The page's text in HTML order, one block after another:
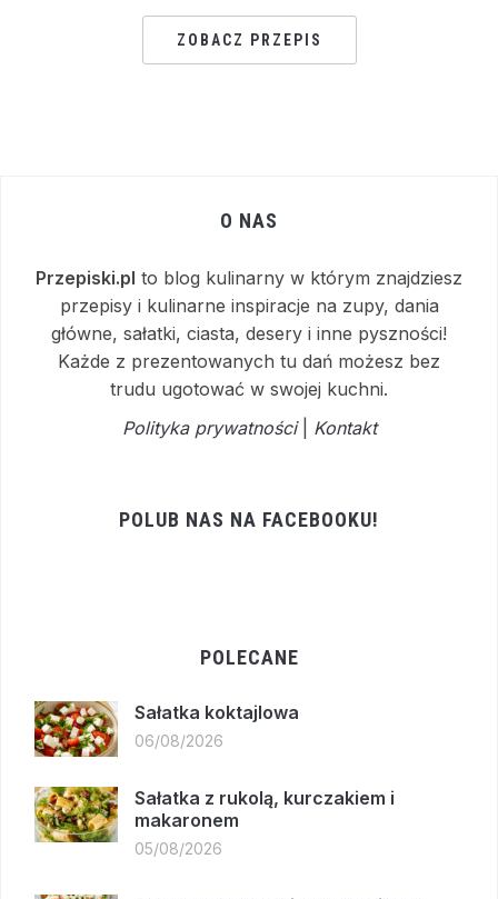
ZOBACZ PRZEPIS
O NAS
Przepiski.pl to blog kulinarny w którym znajdziesz
przepisy i kulinarne inspiracje na zupy, dania
główne, sałatki, ciasta, desery i inne pyszności!
Każde z prezentowanych tu dań możesz bez
trudu ugotować w swojej kuchni.
Polityka prywatności| Kontakt
POLUB NAS NA FACEBOOKU!
POLECANE
Sałatka koktajlowa
06/08/2026
Sałatka z rukolą, kurczakiem i
makaronem
05/08/2026